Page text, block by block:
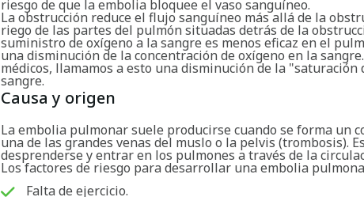
riesgo de que la embolia bloquee el vaso sanguíneo.
La obstrucción reduce el flujo sanguíneo más allá de la
riego de las partes del pulmón situadas detrás de la
suministro de oxígeno a la sangre es menos eficaz en el
una disminución de la concentración de oxígeno en la
médicos, llamamos a esto una disminución de la "saturación
sangre.
Causa y origen
La embolia pulmonar suele producirse cuando se forma un
una de las grandes venas del muslo o la pelvis (trombosis).
desprenderse y entrar en los pulmones a través de la
Los factores de riesgo para desarrollar una embolia
Falta de ejercicio.